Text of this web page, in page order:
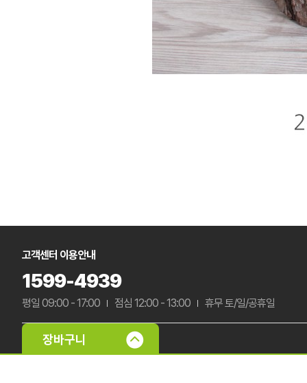
고객센터 이용안내
1599-4939
평일 09:00 - 17:00 점심 12:00 - 13:00 휴무 토/일/공휴일
입금계좌 정보
국민은행 322901-04-045937
농협은행 301-0117-1048-91